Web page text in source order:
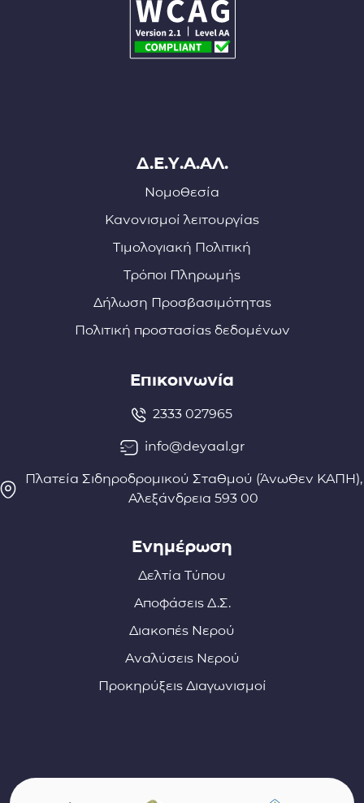
Δ.Ε.Υ.Α.ΑΛ.
Νομοθεσία
Κανονισμοί λειτουργίας
Τιμολογιακή Πολιτική
Τρόποι Πληρωμής
Δήλωση Προσβασιμότητας
Πολιτική προστασίας δεδομένων
Επικοινωνία
2333 027965
info@deyaal.gr
Πλατεία Σιδηροδρομικού Σταθμού (Άνωθεν ΚΑΠΗ),
Αλεξάνδρεια 593 00
Ενημέρωση
Δελτία Τύπου
Αποφάσεις Δ.Σ.
Διακοπές Νερού
Αναλύσεις Νερού
Προκηρύξεις Διαγωνισμοί
Σύνδεσμοι φορέων και συνεργατών
(ανοίγει σε νέο παράθυρο)